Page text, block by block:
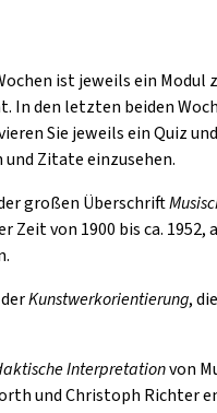
ist jeweils ein
In den letzten beiden
Sie jeweils ein Quiz
Zitate einzusehen.
großen Überschrift
Zeit von 1900 bis ca.
Kunstwerkorientierung,
Interpretationvon
und Christoph Richter